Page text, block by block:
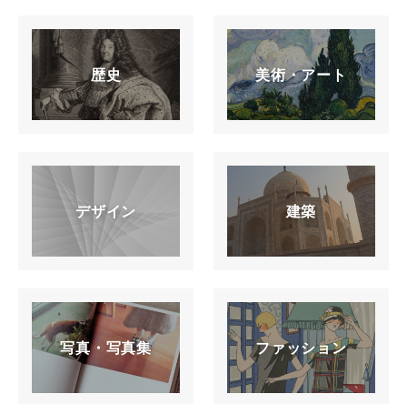
歴史 美術・アート
デザイン 建築
写真・写真集 ファッション